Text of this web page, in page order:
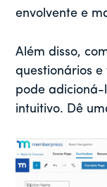
envolvente e
Além disso,
questionários
pode adicioná-
intuitivo. Dê